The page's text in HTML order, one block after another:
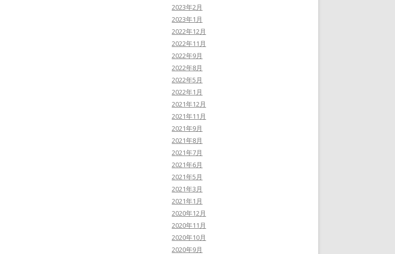
2023年2月
2023年1月
2022年12月
2022年11月
2022年9月
2022年8月
2022年5月
2022年1月
2021年12月
2021年11月
2021年9月
2021年8月
2021年7月
2021年6月
2021年5月
2021年3月
2021年1月
2020年12月
2020年11月
2020年10月
2020年9月